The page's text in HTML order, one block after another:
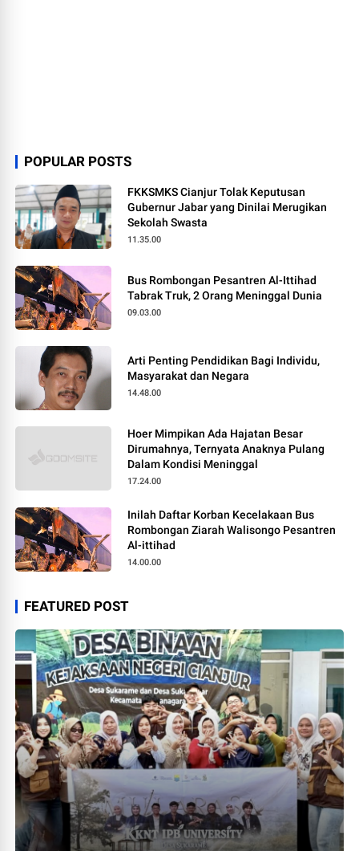
POPULAR POSTS
FKKSMKS Cianjur Tolak Keputusan
Gubernur Jabar yang Dinilai Merugikan
Sekolah Swasta
11.35.00
Bus Rombongan Pesantren Al-Ittihad
Tabrak Truk, 2 Orang Meninggal Dunia
09.03.00
Arti Penting Pendidikan Bagi Individu,
Masyarakat dan Negara
14.48.00
Hoer Mimpikan Ada Hajatan Besar
Dirumahnya, Ternyata Anaknya Pulang
Dalam Kondisi Meninggal
17.24.00
Inilah Daftar Korban Kecelakaan Bus
Rombongan Ziarah Walisongo Pesantren
Al-ittihad
14.00.00
FEATURED POST